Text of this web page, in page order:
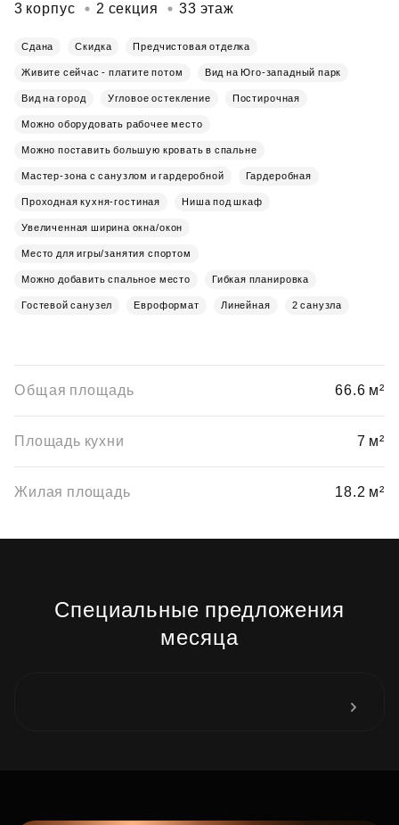
3 корпус 2 секция 33 этаж
Сдана Скидка Предчистовая отделка
Живите сейчас - платите потом Вид на Юго-западный парк
Вид на город Угловое остекление Постирочная
Можно оборудовать рабочее место
Можно поставить большую кровать в спальне
Мастер-зона с санузлом и гардеробной Гардеробная
Проходная кухня-гостиная Ниша под шкаф
Увеличенная ширина окна/окон
Место для игры/занятия спортом
Можно добавить спальное место Гибкая планировка
Гостевой санузел Евроформат Линейная 2 санузла
Общая площадь 66.6 м²
Площадь кухни 7 м²
Жилая площадь 18.2 м²
Специальные предложения
месяца